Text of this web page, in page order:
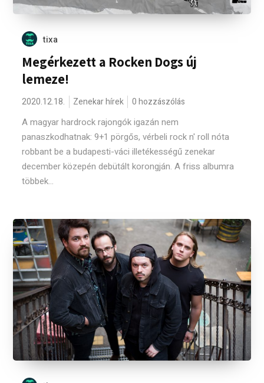
tixa
Megérkezett a Rocken Dogs új
lemeze!
2020.12.18. Zenekar hírek 0 hozzászólás
A magyar hardrock rajongók igazán nem
panaszkodhatnak: 9+1 pörgős, vérbeli rock n' roll nóta
robbant be a budapesti-váci illetékességű zenekar
december közepén debütált korongján. A friss albumra
többek...